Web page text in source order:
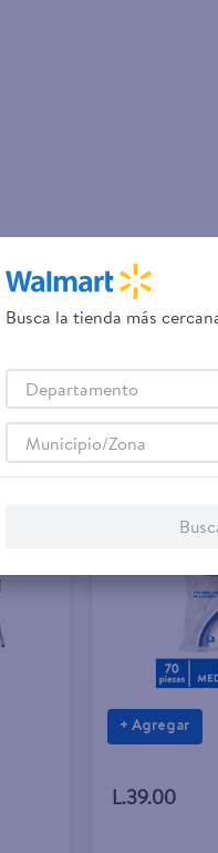
+ Agregar
L.39.00
Busca la tienda más
Departamento
Municipio/Zona